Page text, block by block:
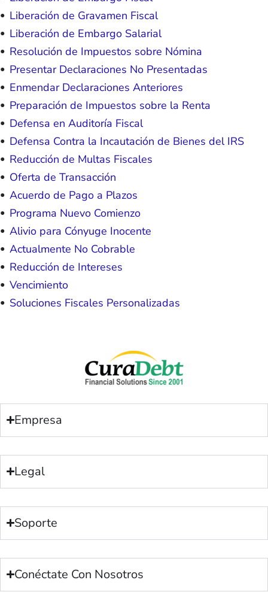
Liberación de Gravamen Fiscal
Liberación de Embargo Salarial
Resolución de Impuestos sobre Nómina
Presentar Declaraciones No Presentadas
Enmendar Declaraciones Anteriores
Preparación de Impuestos sobre la Renta
Defensa en Auditoría Fiscal
Defensa Contra la Incautación de Bienes del IRS
Reducción de Multas Fiscales
Oferta de Transacción
Acuerdo de Pago a Plazos
Programa Nuevo Comienzo
Alivio para Cónyuge Inocente
Actualmente No Cobrable
Reducción de Intereses
Vencimiento
Soluciones Fiscales Personalizadas
Empresa
Legal
Soporte
Conéctate Con Nosotros